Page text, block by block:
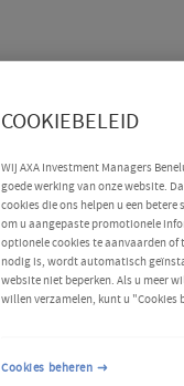
COOKIEBELEID
Wij AXA Investment Managers
goede werking van onze website.
cookies die ons helpen u een
om u aangepaste promotionele
optionele cookies te aanvaarden of
nodig is, wordt automatisch
website niet beperken. Als u meer
willen verzamelen, kunt u "Cookies
Cookies beheren